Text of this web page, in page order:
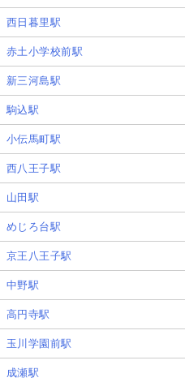
西日暮里駅
赤土小学校前駅
新三河島駅
駒込駅
小伝馬町駅
西八王子駅
山田駅
めじろ台駅
京王八王子駅
中野駅
高円寺駅
玉川学園前駅
成瀬駅